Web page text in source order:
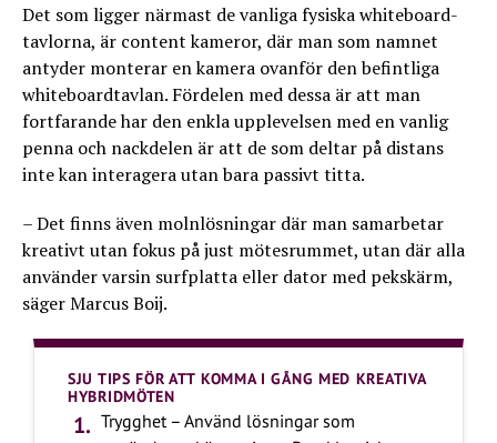
Det som ligger närmast de vanliga fysiska whiteboard-
tavlorna, är content kameror, där man som namnet
antyder monterar en kamera ovanför den befintliga
whiteboardtavlan. Fördelen med dessa är att man
fortfarande har den enkla upplevelsen med en vanlig
penna och nackdelen är att de som deltar på distans
inte kan interagera utan bara passivt titta.
– Det finns även molnlösningar där man samarbetar
kreativt utan fokus på just mötesrummet, utan där alla
använder varsin surfplatta eller dator med pekskärm,
säger Marcus Boij.
SJU TIPS FÖR ATT KOMMA I GÅNG MED KREATIVA
HYBRIDMÖTEN
Trygghet – Använd lösningar som